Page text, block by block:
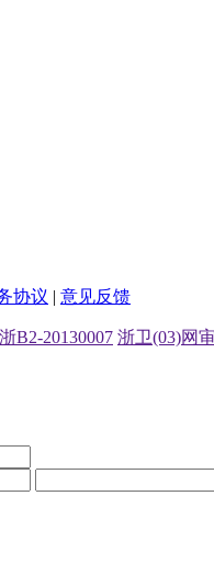
协议 | 意见反馈
浙B2-20130007 浙卫(03)网